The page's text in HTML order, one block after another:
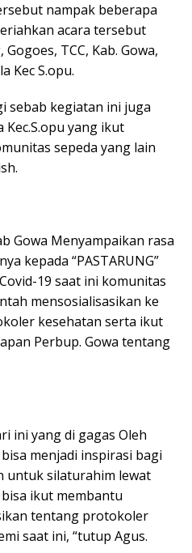
nampak beberapa
acara tersebut
TCC, Kab. Gowa,
Kec S.opu.
sebab kegiatan ini juga
yang ikut
sepeda yang lain
Gowa Menyampaikan rasa
kepada “PASTARUNG”
19 saat ini komunitas
mensosialisasikan ke
kesehatan serta ikut
Perbup. Gowa tentang
ini yang di gagas Oleh
bisa menjadi inspirasi bagi
untuk silaturahim lewat
ikut membantu
tentang protokoler
saat ini, “tutup Agus.